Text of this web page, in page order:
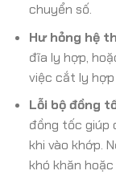
chuyển số.
Hư hỏng hệ
đĩa ly hợp,
việc cắt ly
Lỗi bộ đồng
đồng tốc giúp
khi vào khớp.
khó khăn